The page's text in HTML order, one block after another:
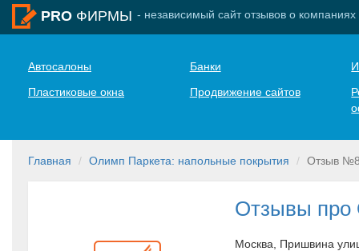
PRO ФИРМЫ - независимый сайт отзывов о компаниях
Автосалоны Банки
Пластиковые окна
Продвижение сайтов
Главная Олимп Паркета: напольные покрытия Отзыв
Отзывы про
Москва, Пришвина